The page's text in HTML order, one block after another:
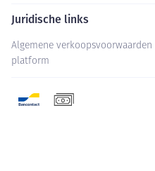
Juridische links
Algemene verkoopsvoorwaarden
platform